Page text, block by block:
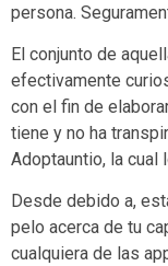
persona.
El conjunto de
efectivamente
con el fin de
tiene y no ha
Adoptauntio, la cual
Desde debido a,
pelo acerca de tu
cualquiera de las